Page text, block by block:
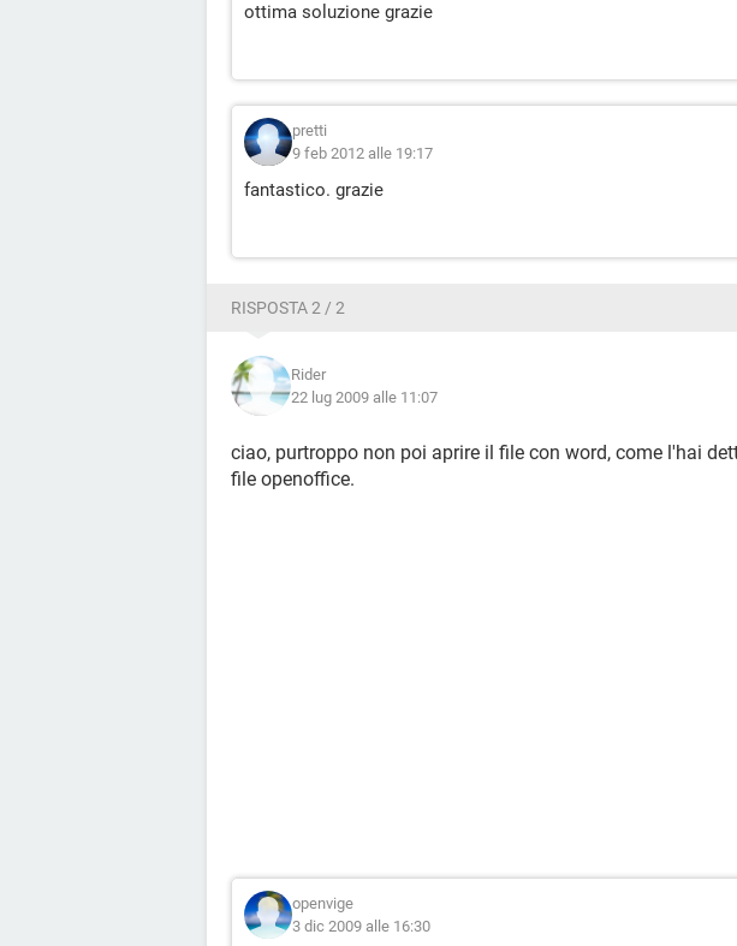
ottima soluzione grazie
pretti
9 feb 2012 alle 19:17
fantastico. grazie
RISPOSTA 2 / 2
Rider
22 lug 2009 alle 11:07
ciao, purtroppo non poi aprire il file con word, come l'hai
file openoffice.
openvige
3 dic 2009 alle 16:30